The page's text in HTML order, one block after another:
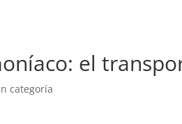
el
categoría